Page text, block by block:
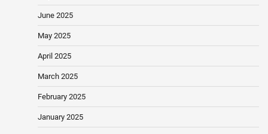
June 2025
May 2025
April 2025
March 2025
February 2025
January 2025